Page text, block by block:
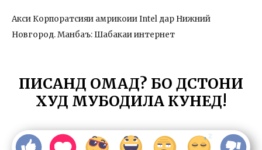
Акси Корпоратсияи амрикоии Intel дар Нижний
Новгород. Манбаъ: Шабакаи интернет
ПИСАНД ОМАД? БО ДӮСТОНИ
ХУД МУБОДИЛА КУНЕД!